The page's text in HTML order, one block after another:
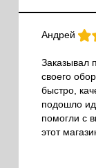
Андрей
Заказывал
своего
быстро,
подошло
помогли с
этот